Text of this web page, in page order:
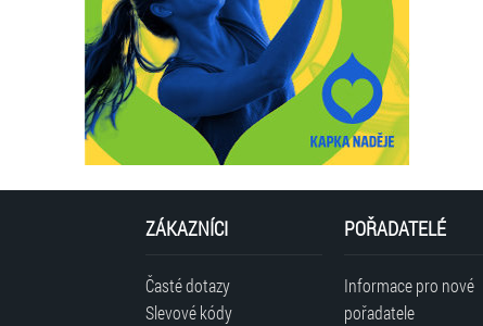
ZÁKAZNÍCI
Časté dotazy
Slevové kódy
POŘADATELÉ
Informace pro nové
pořadatele